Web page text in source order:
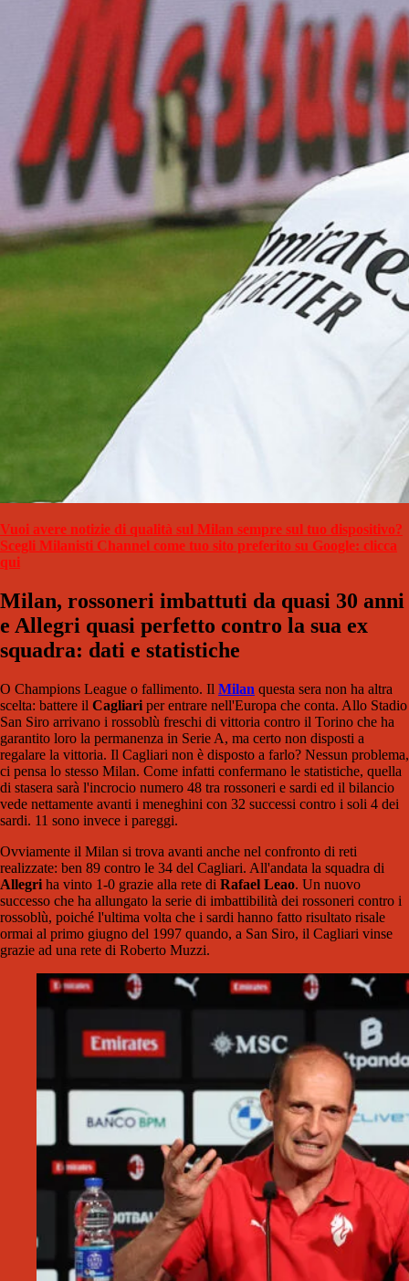
Vuoi avere notizie di qualità sul Milan sempre sul tuo dispositivo?
Scegli Milanisti Channel come tuo sito preferito su Google: clicca
qui
Milan, rossoneri imbattuti da quasi 30 anni
e Allegri quasi perfetto contro la sua ex
squadra: dati e statistiche
O Champions League o fallimento. Il Milan questa sera non ha altra
scelta: battere il Cagliari per entrare nell'Europa che conta. Allo Stadio
San Siro arrivano i rossoblù freschi di vittoria contro il Torino che ha
garantito loro la permanenza in Serie A, ma certo non disposti a
regalare la vittoria. Il Cagliari non è disposto a farlo? Nessun problema,
ci pensa lo stesso Milan. Come infatti confermano le statistiche, quella
di stasera sarà l'incrocio numero 48 tra rossoneri e sardi ed il bilancio
vede nettamente avanti i meneghini con 32 successi contro i soli 4 dei
sardi. 11 sono invece i pareggi.
Ovviamente il Milan si trova avanti anche nel confronto di reti
realizzate: ben 89 contro le 34 del Cagliari. All'andata la squadra di
Allegri ha vinto 1-0 grazie alla rete di Rafael Leao. Un nuovo
successo che ha allungato la serie di imbattibilità dei rossoneri contro i
rossoblù, poiché l'ultima volta che i sardi hanno fatto risultato risale
ormai al primo giugno del 1997 quando, a San Siro, il Cagliari vinse
grazie ad una rete di Roberto Muzzi.